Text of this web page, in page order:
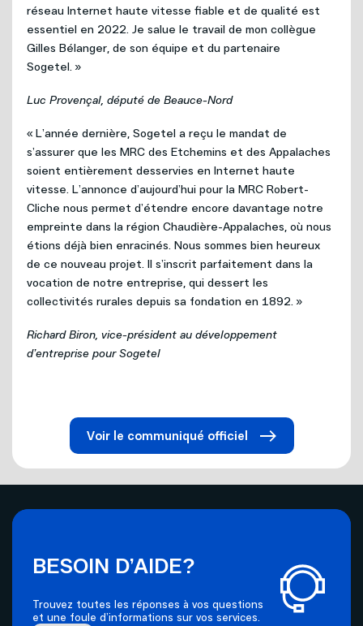
réseau Internet haute vitesse fiable et de qualité est
essentiel en 2022. Je salue le travail de mon collègue
Gilles Bélanger, de son équipe et du partenaire
Sogetel. »
Luc Provençal, député de Beauce-Nord
« L’année dernière, Sogetel a reçu le mandat de
s’assurer que les MRC des Etchemins et des Appalaches
soient entièrement desservies en Internet haute
vitesse. L’annonce d’aujourd’hui pour la MRC Robert-
Cliche nous permet d’étendre encore davantage notre
empreinte dans la région Chaudière-Appalaches, où nous
étions déjà bien enracinés. Nous sommes bien heureux
de ce nouveau projet. Il s’inscrit parfaitement dans la
vocation de notre entreprise, qui dessert les
collectivités rurales depuis sa fondation en 1892. »
Richard Biron, vice-président au développement
d’entreprise pour Sogetel
Voir le communiqué officiel
BESOIN D’AIDE?
Trouvez toutes les réponses à vos questions
et une foule d’informations sur vos services.